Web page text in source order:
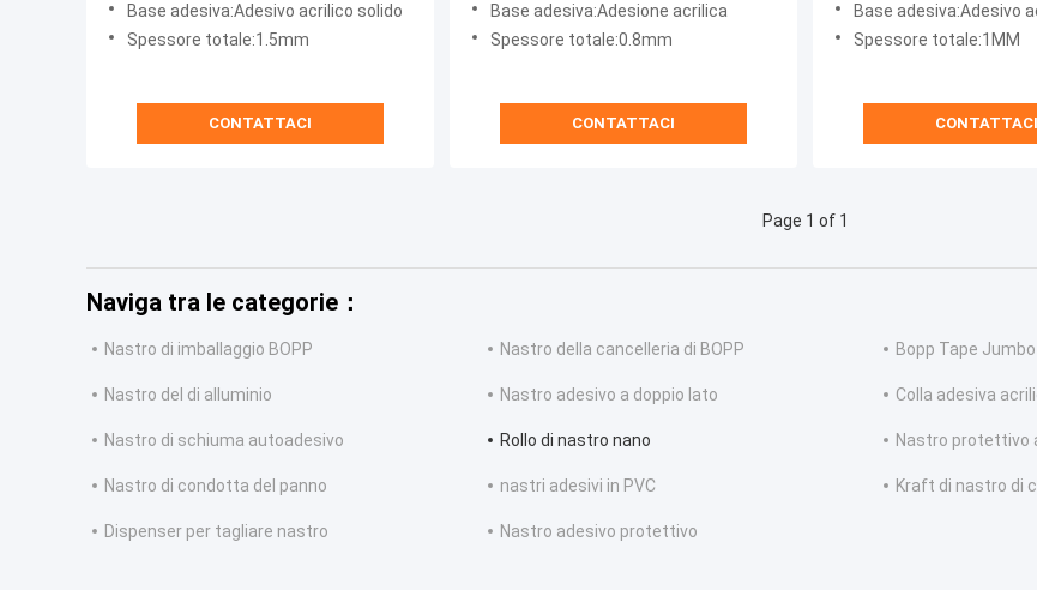
Base adesiva:Adesivo acrilico solido
Spessore totale:1.5mm
CONTATTACI
Base adesiva:Adesione acrilica
Spessore totale:0.8mm
CONTATTACI
Base adesiva:Adesivo
Spessore totale:1MM
CONTATTACI
Page 1 of 1
Naviga tra le categorie：
Nastro di imballaggio BOPP Nastro della cancelleria di BOPP Bopp Tape Jumbo
Nastro del di alluminio Nastro adesivo a doppio lato Colla adesiva
Nastro di schiuma autoadesivo Rollo di nastro nano Nastro protettivo
Nastro di condotta del panno nastri adesivi in PVC Kraft di nastro di
Dispenser per tagliare nastro Nastro adesivo protettivo